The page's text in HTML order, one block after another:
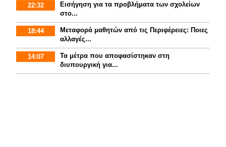
22:32
Εισήγηση για τα προβλήματα των σχολείων
στο...
18:44
Mεταφορά μαθητών από τις Περιφέρειες: Ποιες
αλλαγές...
14:07
Τα μέτρα που αποφασίστηκαν στη
διυπουργική για...